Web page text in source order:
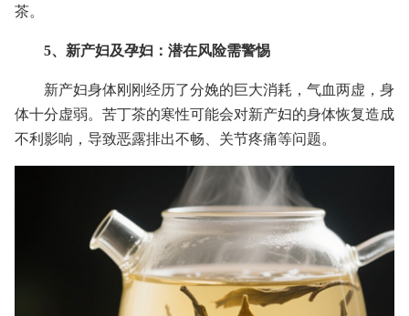
茶。
5、新产妇及孕妇：潜在风险需警惕
新产妇身体刚刚经历了分娩的巨大消耗，气血两虚，身
体十分虚弱。苦丁茶的寒性可能会对新产妇的身体恢复造成
不利影响，导致恶露排出不畅、关节疼痛等问题。